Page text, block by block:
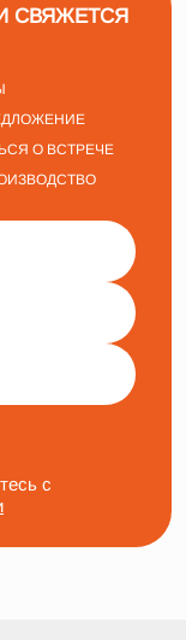
СВЯЖЕТСЯ
О ВСТРЕЧЕ
с